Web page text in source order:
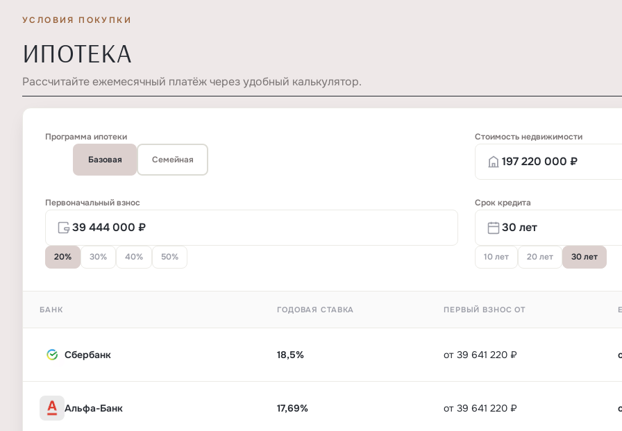
УСЛОВИЯ ПОКУПКИ
ИПОТЕКА
Рассчитайте ежемесячный платёж через удобный калькулятор.
Программа ипотеки
Базовая Семейная
Стоимость недвижимости
Первоначальный взнос
20% 30% 40% 50%
Срок кредита
10 лет 20 лет 30 лет
БАНК ГОДОВАЯ СТАВКА ПЕРВЫЙ ВЗНОС ОТ
Сбербанк 18,5% от 39 641 220 ₽
Альфа-Банк 17,69% от 39 641 220 ₽